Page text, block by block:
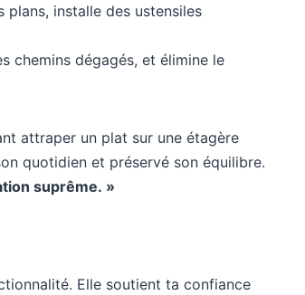
plans, installe des ustensiles
chemins dégagés, et élimine le
attraper un plat sur une étagère
quotidien et préservé son équilibre.
suprême. »
Elle soutient ta confiance